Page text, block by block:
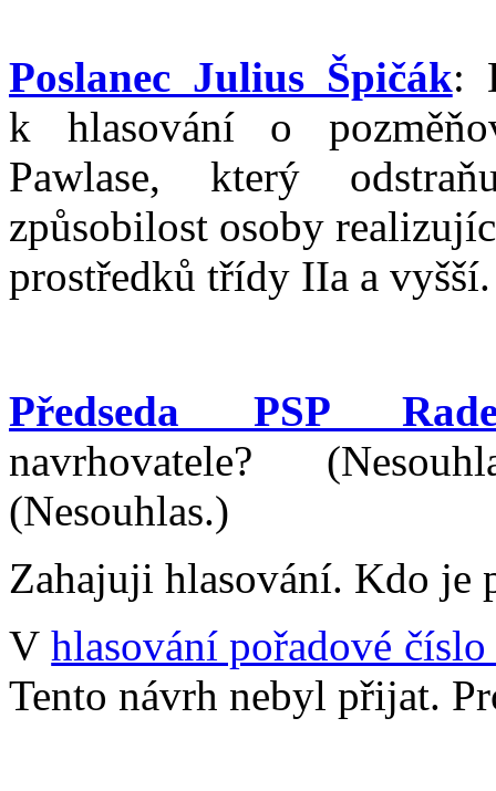
Poslanec Julius Špičák:
k hlasování o
Pawlase, který
způsobilost osoby
prostředků třídy IIa a vyšší.
Předseda PSP
navrhovatele?
(Nesouhlas.)
Zahajuji hlasování. Kdo je
Vhlasování pořadové číslo
Tento návrh nebyl přijat.